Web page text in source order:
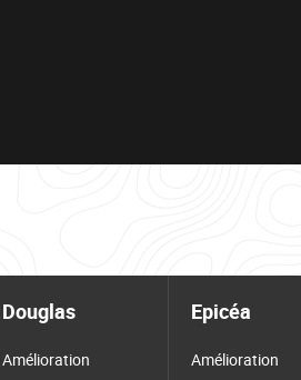
Douglas Epicéa
Amélioration Amélioration